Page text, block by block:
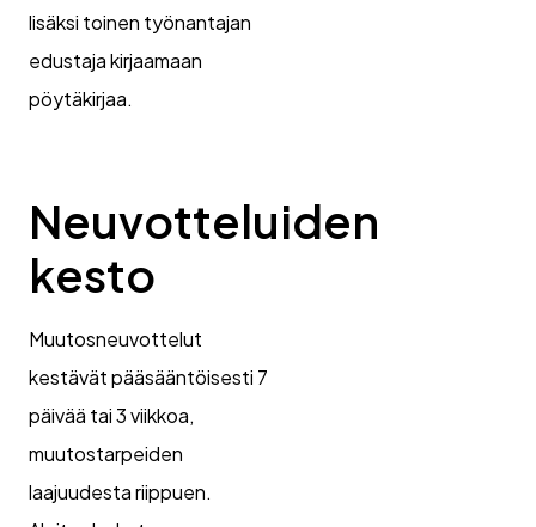
lisäksi toinen työnantajan
edustaja kirjaamaan
pöytäkirjaa.
Neuvotteluiden
kesto
Muutosneuvottelut
kestävät pääsääntöisesti 7
päivää tai 3 viikkoa,
muutostarpeiden
laajuudesta riippuen.